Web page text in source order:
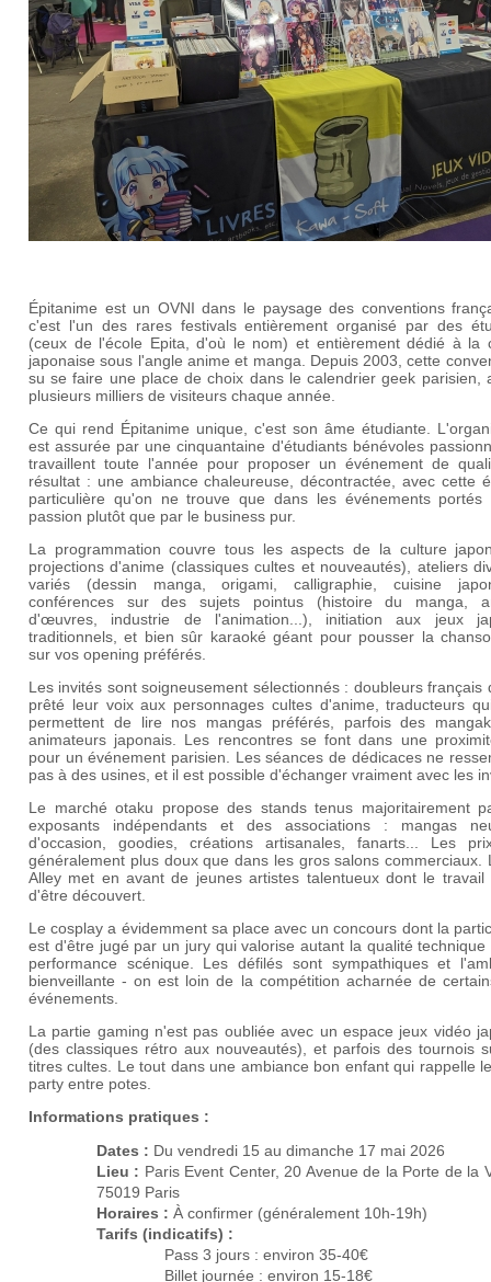
Épitanime est un OVNI dans le paysage des conventions
c'est l'un des rares festivals entièrement organisé par des
(ceux de l'école Epita, d'où le nom) et entièrement dédié à la
japonaise sous l'angle anime et manga. Depuis 2003, cette
su se faire une place de choix dans le calendrier geek parisien,
plusieurs milliers de visiteurs chaque année.
Ce qui rend Épitanime unique, c'est son âme étudiante.
est assurée par une cinquantaine d'étudiants bénévoles
travaillent toute l'année pour proposer un événement de
résultat : une ambiance chaleureuse, décontractée, avec cette
particulière qu'on ne trouve que dans les événements portés
passion plutôt que par le business pur.
La programmation couvre tous les aspects de la culture
projections d'anime (classiques cultes et nouveautés), ateliers
variés (dessin manga, origami, calligraphie, cuisine
conférences sur des sujets pointus (histoire du manga,
d'œuvres, industrie de l'animation...), initiation aux jeux
traditionnels, et bien sûr karaoké géant pour pousser la
sur vos opening préférés.
Les invités sont soigneusement sélectionnés : doubleurs français
prêté leur voix aux personnages cultes d'anime, traducteurs
permettent de lire nos mangas préférés, parfois des
animateurs japonais. Les rencontres se font dans une
pour un événement parisien. Les séances de dédicaces ne
pas à des usines, et il est possible d'échanger vraiment avec les
Le marché otaku propose des stands tenus majoritairement
exposants indépendants et des associations : mangas
d'occasion, goodies, créations artisanales, fanarts... Les
généralement plus doux que dans les gros salons commerciaux.
Alley met en avant de jeunes artistes talentueux dont le travail
d'être découvert.
Le cosplay a évidemment sa place avec un concours dont la
est d'être jugé par un jury qui valorise autant la qualité technique
performance scénique. Les défilés sont sympathiques et
bienveillante - on est loin de la compétition acharnée de
événements.
La partie gaming n'est pas oubliée avec un espace jeux vidéo
(des classiques rétro aux nouveautés), et parfois des tournois
titres cultes. Le tout dans une ambiance bon enfant qui rappelle
party entre potes.
Informations pratiques :
Dates : Du vendredi 15 au dimanche 17 mai 2026
Lieu : Paris Event Center, 20 Avenue de la Porte de la
75019 Paris
Horaires : À confirmer (généralement 10h-19h)
Tarifs (indicatifs) :
Pass 3 jours : environ 35-40€
Billet journée : environ 15-18€